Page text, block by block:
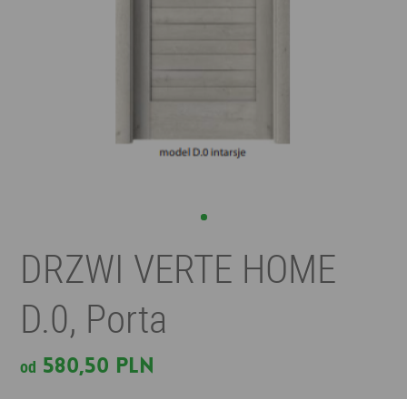
DRZWI VERTE HOME
D.0, Porta
od 580,50 PLN